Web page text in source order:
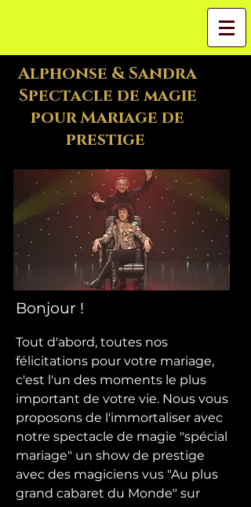
Alphonse & Sandra
Spectacle de magie
pour Mariage de
prestige
Bonjour !
Tout d'abord, toutes nos
félicitations pour votre mariage,
c'est l'un des moments le plus
important de votre vie. Nous vous
proposons de l'immortaliser avec
notre spectacle de magie "spécial
mariage" un show de prestige
avec des magiciens vus "Au plus
grand cabaret du Monde" sur